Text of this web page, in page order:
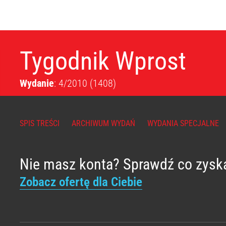
Tygodnik Wprost
Wydanie: 4/2010 (1408)
SPIS TREŚCI ARCHIWUM WYDAŃ WYDANIA SPECJALNE
Nie masz konta? Sprawdź co
Zobacz ofertę dla Ciebie